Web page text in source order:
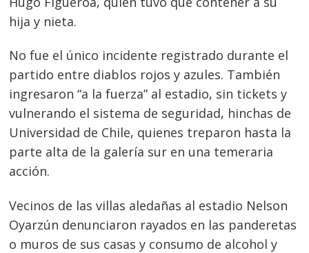
hija y nieta.
No fue el único incidente registrado durante el
partido entre diablos rojos y azules. También
ingresaron “a la fuerza” al estadio, sin tickets y
vulnerando el sistema de seguridad, hinchas de
Universidad de Chile, quienes treparon hasta la
parte alta de la galería sur en una temeraria
acción.
Vecinos de las villas aledañas al estadio Nelson
Oyarzún denunciaron rayados en las panderetas
o muros de sus casas y consumo de alcohol y